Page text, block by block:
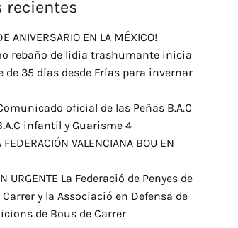
recientes
ANIVERSARIO EN LA MÉXICO!
rebaño de lidia trashumante inicia
de 35 días desde Frías para invernar
oficial de las Peñas B.A.C
infantil y Guarisme 4
FEDERACIÓN VALENCIANA BOU EN
URGENTE La Federació de Penyes de
y la Associació en Defensa de
de Bous de Carrer